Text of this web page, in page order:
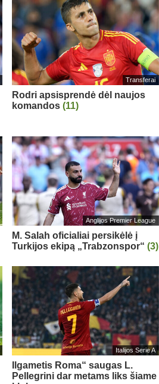
Transferai
Rodri apsisprendė dėl naujos
komandos(11)
Anglijos Premier League
M. Salah oficialiai persikėlė į
Turkijos ekipą „Trabzonspor“(3)
Italijos Serie A
Ilgametis Roma“ saugas L.
Pellegrini dar metams liks šiame